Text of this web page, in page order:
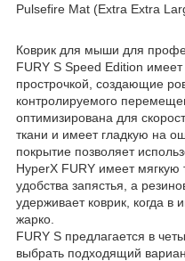
Pulsefire Mat (Extra Extra
Коврик для мыши для
FURY S Speed Edition
прострочкой, создающие
контролируемого
оптимизирована для
ткани и имеет гладкую на
покрытие позволяет
HyperX FURY имеет мягкую
удобства запястья, а
удерживает коврик, когда в
жарко.
FURY S предлагается в
выбрать подходящий